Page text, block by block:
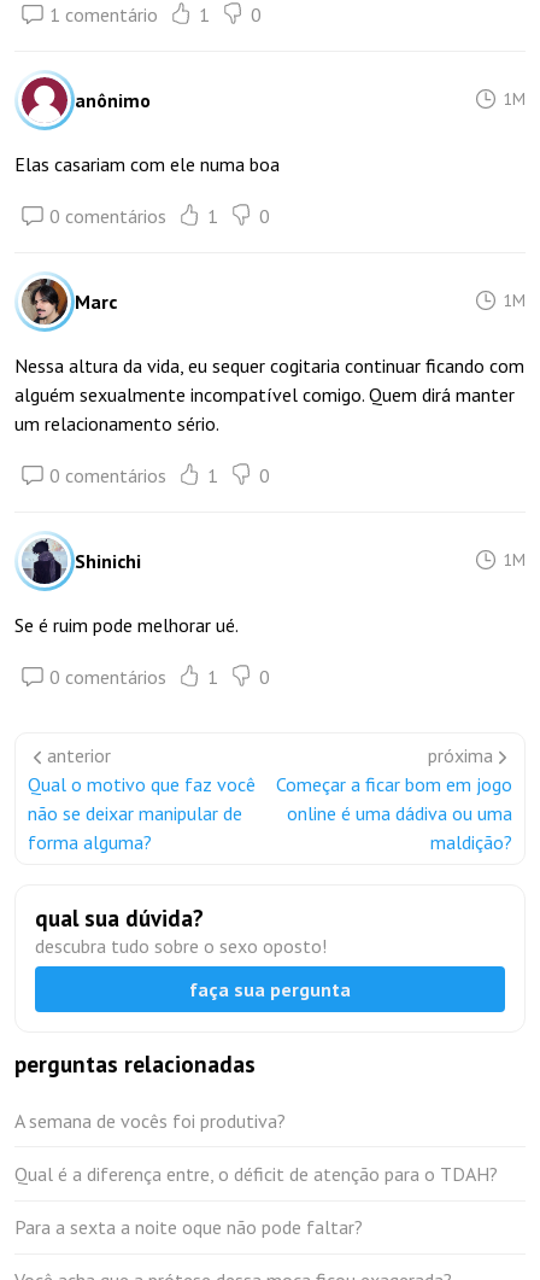
1 comentário 1 0
anônimo 1M
Elas casariam com ele numa boa
0 comentários 1 0
Marc 1M
Nessa altura da vida, eu sequer cogitaria continuar ficando com
alguém sexualmente incompatível comigo. Quem dirá manter
um relacionamento sério.
0 comentários 1 0
Shinichi 1M
Se é ruim pode melhorar ué.
0 comentários 1 0
anterior
Qual o motivo que faz você
não se deixar manipular de
forma alguma?
próxima
Começar a ficar bom em jogo
online é uma dádiva ou uma
maldição?
qual sua dúvida?
descubra tudo sobre o sexo oposto!
faça sua pergunta
perguntas relacionadas
A semana de vocês foi produtiva?
Qual é a diferença entre, o déficit de atenção para o TDAH?
Para a sexta a noite oque não pode faltar?